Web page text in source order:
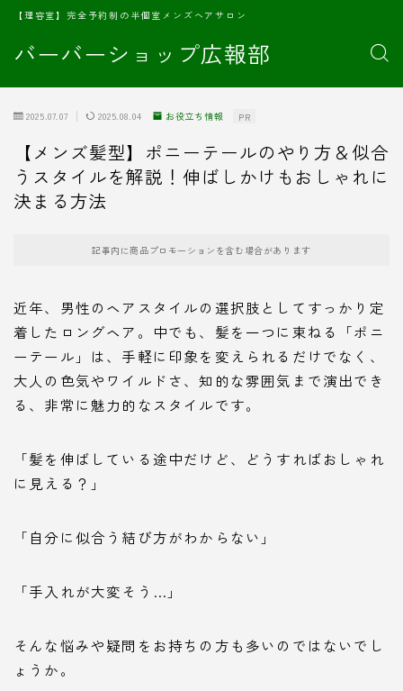
バーバーショップ広報部
【理容室】完全予約制の半個室メンズヘアサロン
2025.07.07 2025.08.04 お役立ち情報 PR
【メンズ髪型】ポニーテールのやり方＆似合
うスタイルを解説！伸ばしかけもおしゃれに
決まる方法
記事内に商品プロモーションを含む場合があります
近年、男性のヘアスタイルの選択肢としてすっかり定
着したロングヘア。中でも、髪を一つに束ねる「ポニ
ーテール」は、手軽に印象を変えられるだけでなく、
大人の色気やワイルドさ、知的な雰囲気まで演出でき
る、非常に魅力的なスタイルです。
「髪を伸ばしている途中だけど、どうすればおしゃれ
に見える？」
「自分に似合う結び方がわからない」
「手入れが大変そう…」
そんな悩みや疑問をお持ちの方も多いのではないでし
ょうか。